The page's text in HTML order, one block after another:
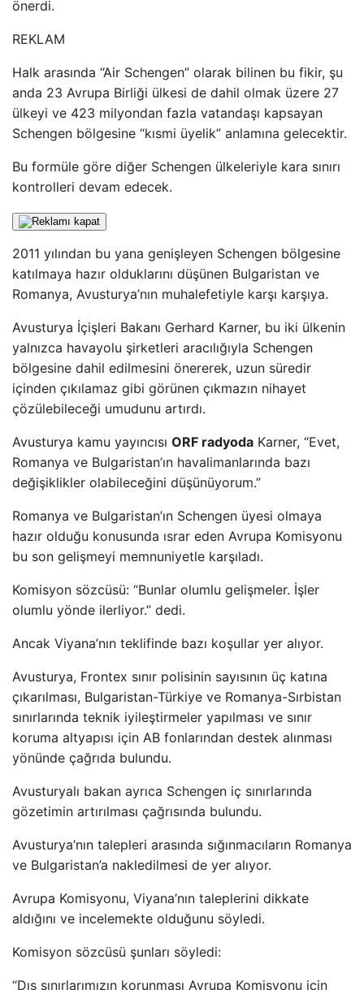
önerdi.
REKLAM
Halk arasında “Air Schengen” olarak bilinen bu fikir, şu
anda 23 Avrupa Birliği ülkesi de dahil olmak üzere 27
ülkeyi ve 423 milyondan fazla vatandaşı kapsayan
Schengen bölgesine “kısmi üyelik” anlamına gelecektir.
Bu formüle göre diğer Schengen ülkeleriyle kara sınırı
kontrolleri devam edecek.
2011 yılından bu yana genişleyen Schengen bölgesine
katılmaya hazır olduklarını düşünen Bulgaristan ve
Romanya, Avusturya’nın muhalefetiyle karşı karşıya.
Avusturya İçişleri Bakanı Gerhard Karner, bu iki ülkenin
yalnızca havayolu şirketleri aracılığıyla Schengen
bölgesine dahil edilmesini önererek, uzun süredir
içinden çıkılamaz gibi görünen çıkmazın nihayet
çözülebileceği umudunu artırdı.
Avusturya kamu yayıncısı ORF radyoda Karner, “Evet,
Romanya ve Bulgaristan’ın havalimanlarında bazı
değişiklikler olabileceğini düşünüyorum.”
Romanya ve Bulgaristan’ın Schengen üyesi olmaya
hazır olduğu konusunda ısrar eden Avrupa Komisyonu
bu son gelişmeyi memnuniyetle karşıladı.
Komisyon sözcüsü: “Bunlar olumlu gelişmeler. İşler
olumlu yönde ilerliyor.” dedi.
Ancak Viyana’nın teklifinde bazı koşullar yer alıyor.
Avusturya, Frontex sınır polisinin sayısının üç katına
çıkarılması, Bulgaristan-Türkiye ve Romanya-Sırbistan
sınırlarında teknik iyileştirmeler yapılması ve sınır
koruma altyapısı için AB fonlarından destek alınması
yönünde çağrıda bulundu.
Avusturyalı bakan ayrıca Schengen iç sınırlarında
gözetimin artırılması çağrısında bulundu.
Avusturya’nın talepleri arasında sığınmacıların Romanya
ve Bulgaristan’a nakledilmesi de yer alıyor.
Avrupa Komisyonu, Viyana’nın taleplerini dikkate
aldığını ve incelemekte olduğunu söyledi.
Komisyon sözcüsü şunları söyledi:
“Dış sınırlarımızın korunması Avrupa Komisyonu için